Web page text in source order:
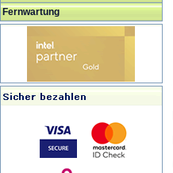
Fernwartung